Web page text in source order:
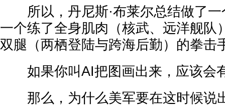
所以，丹尼斯·布莱尔总结做了一
一个练了全身肌肉（核武、远洋舰队
双腿（两栖登陆与跨海后勤）的拳击
如果你叫AI把图画出来，应该会
那么，为什么美军要在这时候说